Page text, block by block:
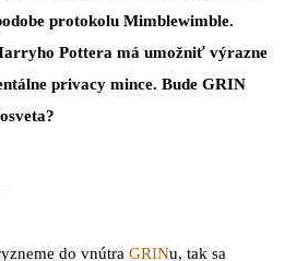
protokolu Mimblewimble.
Pottera má umožniť výrazne
privacy mince. Bude GRIN
do vnútra GRINu, tak sa